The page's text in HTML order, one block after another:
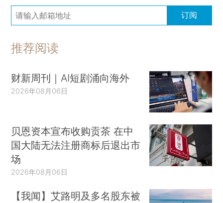
订阅
推荐阅读
财新周刊｜AI短剧涌向海外
2026年08月06日
贝恩资本宣布收购贡茶 在中
国大陆无法注册商标后退出市
场
2026年08月06日
【我闻】艾路明及多名股东被